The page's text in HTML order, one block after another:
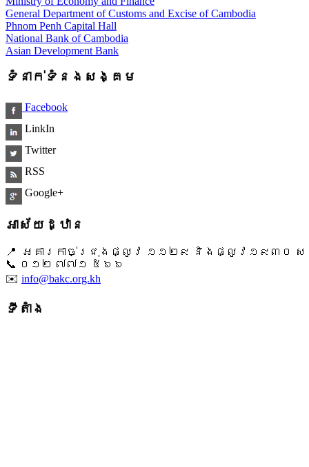
General Department of Customs and Excise of Cambodia
Phnom Penh Capital Hall
National Bank of Cambodia
Asian Development Bank
ទំនាក់ទំនងសង្គម
Facebook
LinkIn
Twitter
RSS
Google+
អាស័យដ្ឋាន
📍 អគារកាច់ជ្រុងផ្លូវ ១១២៩ និងផ្លូវ១៩៣០ ស
📞 ​០១២ ៧៧១ ៥៦៦
✉️ info@bakc.org.kh
ទីតាំង